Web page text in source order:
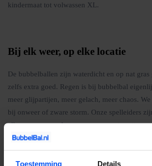
Toestemming Details
kindermaat tot volwassen XL.
Bij elk weer, op elke locatie
De bubbelballen zijn waterdicht en op nat
zelfs extra goed. Regen is bij bubbelbal
meer glijpartijen, meer gelach, meer chaos.
bij onweer of zware storm. Onze spelleiders
elk weer een goed programma neer te zetten.
Boeken is simpel: neem contact op via de